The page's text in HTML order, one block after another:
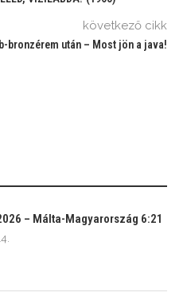
következő cikk
bronzérem után – Most jön a java!
– Málta-Magyarország 6:21